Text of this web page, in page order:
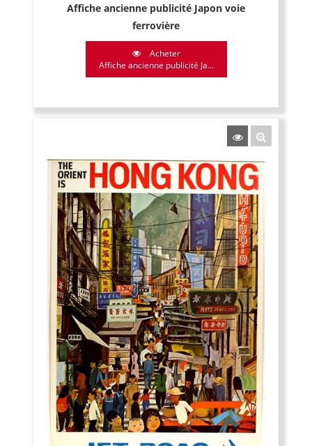
Affiche ancienne publicité Japon voie
ferrovière
Acheter
Affiche ancienne publicité Ja...